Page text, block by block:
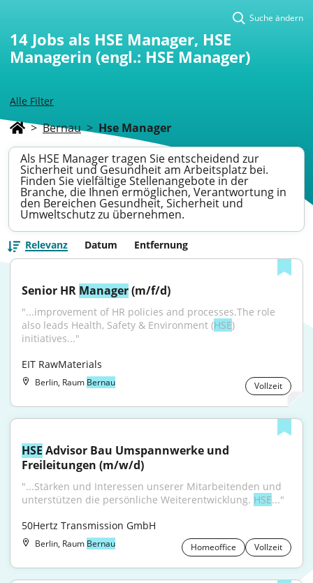
Alle Filter
Suche ändern
14 Jobs als HSE Manager, HSE
Managerin (engl.: HSE Manager)
> Bernau > Hse Manager
Als HSE Manager tragen Sie entscheidend zur
Sicherheit und Gesundheit am Arbeitsplatz bei.
Finden Sie vielfältige Stellenangebote in der
Branche, die Ihnen ermöglichen, Verantwortung in
den Bereichen Gesundheit, Sicherheit und
Umweltschutz zu übernehmen.
Relevanz Datum Entfernung
Senior HR Manager (m/f/d)
"...improvement of HR policies and processes.The role
also leads Health, Safety & Environment (HSE)
initiatives..."
EIT RawMaterials
Berlin, Raum Bernau Vollzeit
HSE Advisor Bau Umspannwerke und
Freileitungen (m/w/d)
"...Stärken und Interessen unserer Mitarbeitenden und
unterstützen die persön­liche Weiterentwicklung. HSE..."
50Hertz Transmission GmbH
Berlin, Raum Bernau Homeoffice Vollzeit